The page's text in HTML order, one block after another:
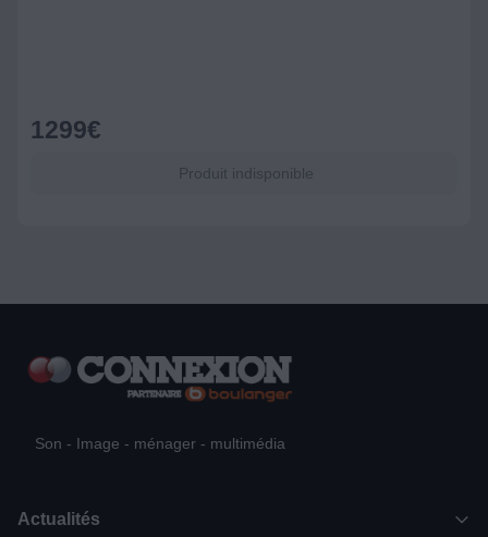
1299€
Produit indisponible
Son - Image - ménager - multimédia
Actualités